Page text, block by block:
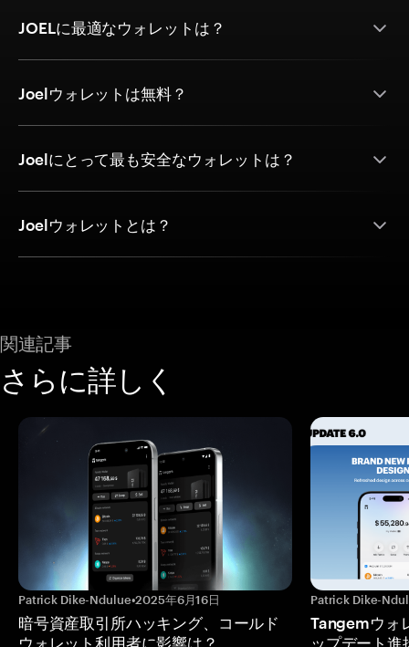
JOELに最適なウォレットは？
Joelウォレットは無料？
Joelにとって最も安全なウォレットは？
Joelウォレットとは？
関連記事
さらに詳しく
Patrick Dike-Ndulue•2025年6月16日
暗号資産取引所ハッキング、コールド
ウォレット利用者に影響は？
Patrick Dike-
Tangemウォ
ップデート進